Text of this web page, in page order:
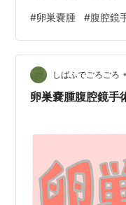
看護師さんが綿棒で
16時半頃にシャワー
り通常の食事が出て
が入院した病院、子
っててとってもご飯
#卵巣嚢腫 #腹腔鏡
しばふでごろごろ •
卵巣嚢腫腹腔鏡手